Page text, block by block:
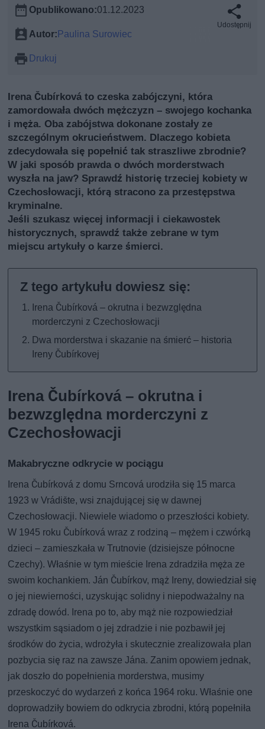
Opublikowano:01.12.2023
Autor:Paulina Surowiec
Drukuj
Udostępnij
Irena Čubírková to czeska zabójczyni, która
zamordowała dwóch mężczyzn – swojego kochanka
i męża. Oba zabójstwa dokonane zostały ze
szczególnym okrucieństwem. Dlaczego kobieta
zdecydowała się popełnić tak straszliwe zbrodnie?
W jaki sposób prawda o dwóch morderstwach
wyszła na jaw? Sprawdź historię trzeciej kobiety w
Czechosłowacji, którą stracono za przestępstwa
kryminalne.
Jeśli szukasz więcej informacji i ciekawostek
historycznych, sprawdź także zebrane w tym
miejscu artykuły o karze śmierci.
Irena Čubírková – okrutna i bezwzględna
morderczyni z Czechosłowacji
Dwa morderstwa i skazanie na śmierć – historia
Ireny Čubírkovej
Irena Čubírková – okrutna i
bezwzględna morderczyni z
Czechosłowacji
Makabryczne odkrycie w pociągu
Irena Čubírková z domu Srncová urodziła się 15 marca
1923 w Vrádište, wsi znajdującej się w dawnej
Czechosłowacji. Niewiele wiadomo o przeszłości kobiety.
W 1945 roku Čubírková wraz z rodziną – mężem i czwórką
dzieci – zamieszkała w Trutnovie (dzisiejsze północne
Czechy). Właśnie w tym mieście Irena zdradziła męża ze
swoim kochankiem. Ján Čubírkov, mąż Ireny, dowiedział się
o jej niewierności, uzyskując solidny i niepodważalny na
zdradę dowód. Irena po to, aby mąż nie rozpowiedział
wszystkim sąsiadom o jej zdradzie i nie pozbawił jej
środków do życia, wdrożyła i skutecznie zrealizowała plan
pozbycia się raz na zawsze Jána. Zanim opowiem jednak,
jak doszło do popełnienia morderstwa, musimy
przeskoczyć do wydarzeń z końca 1964 roku. Właśnie one
doprowadziły bowiem do odkrycia zbrodni, którą popełniła
Irena Čubírková.